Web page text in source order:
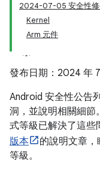
2024-07-05 安全性修
Kernel
Arm 元件
發布日期：2024 年 7
Android 安全性公告
洞，並說明相關細
式等級已解決了這些
版本
的說明文章
等級。